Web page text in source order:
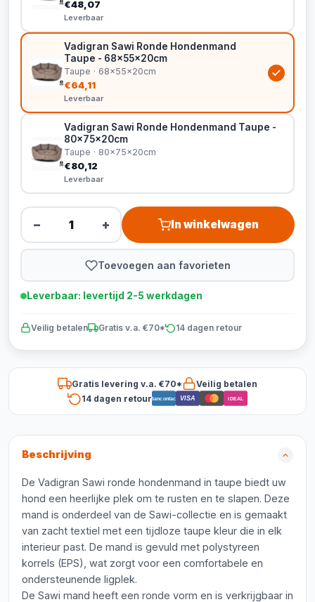
€48,07
Leverbaar
Vadigran Sawi Ronde Hondenmand
Taupe - 68x55x20cm
Taupe · 68x55x20cm
€64,11
Leverbaar
Vadigran Sawi Ronde Hondenmand Taupe -
80x75x20cm
Taupe · 80x75x20cm
€80,12
Leverbaar
− + In winkelwagen
Toevoegen aan favorieten
Leverbaar: levertijd 2-5 werkdagen
Veilig betalen Gratis v.a. €70* 14 dagen retour
Gratis levering v.a. €70*
Veilig betalen
14 dagen retourBancontact VISA iDEAL
Beschrijving
De Vadigran Sawi ronde hondenmand in taupe biedt uw
hond een heerlijke plek om te rusten en te slapen. Deze
mand is onderdeel van de Sawi-collectie en is gemaakt
van zacht textiel met een tijdloze taupe kleur die in elk
interieur past. De mand is gevuld met polystyreen
korrels (EPS), wat zorgt voor een comfortabele en
ondersteunende ligplek.
De Sawi mand heeft een ronde vorm en is verkrijgbaar in